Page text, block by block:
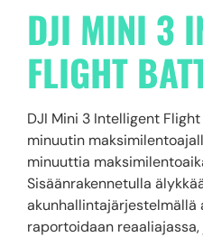
DJI MINI 3
FLIGHT
DJI Mini 3 Intelligent
minuutin
minuuttia
Sisäänrakennetulla
akunhallintajärjestelmällä
raportoidaan